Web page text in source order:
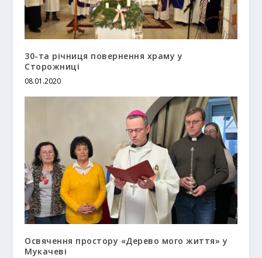
30-та річниця повернення храму у
Сторожниці
08.01.2020
Освячення простору «Дерево мого життя» у
Мукачеві